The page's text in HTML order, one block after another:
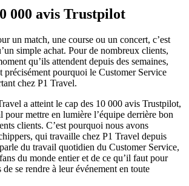
000 avis Trustpilot
un match, une course ou un concert, c’est
simple achat. Pour de nombreux clients,
qu’ils attendent depuis des semaines,
précisément pourquoi le Customer Service
chez P1 Travel.
a atteint le cap des 10 000 avis Trustpilot,
pour mettre en lumière l’équipe derrière bon
clients. C’est pourquoi nous avons
qui travaille chez P1 Travel depuis
du travail quotidien du Customer Service,
du monde entier et de ce qu’il faut pour
se rendre à leur événement en toute